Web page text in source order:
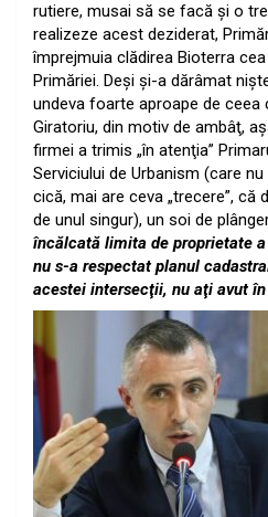
rutiere, musai să se facă şi o
realizeze acest deziderat,
împrejmuia clădirea Bioterra
Primăriei. Deşi şi-a dărâmat
undeva foarte aproape de ceea
Giratoriu, din motiv de ambâţ,
firmei a trimis „în atenţia”
Serviciului de Urbanism (care
cică, mai are ceva „trecere”,
de unul singur), un soi de
încălcată limita de proprietate
nu s-a respectat planul
acestei intersecţii, nu aţi avut